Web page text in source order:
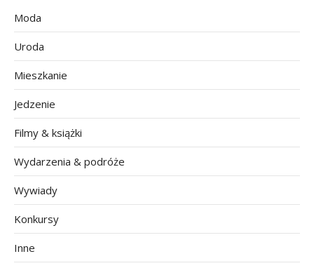
Moda
Uroda
Mieszkanie
Jedzenie
Filmy & książki
Wydarzenia & podróże
Wywiady
Konkursy
Inne